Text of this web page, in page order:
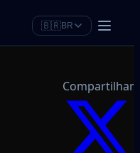
🇧🇷BR
Compartilhar